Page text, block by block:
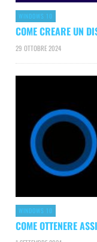
WINDOWS 10
COME CREARE UN
29 OTTOBRE 2024
WINDOWS 10
COME OTTENERE